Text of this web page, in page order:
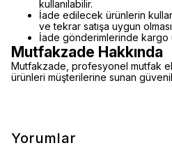
kullanılabilir.
İade edilecek ürünlerin
ve tekrar satışa uygun
İade gönderimlerinde kargo
Mutfakzade Hakkında
Mutfakzade, profesyonel mutfak
ürünleri müşterilerine sunan
Yorumlar